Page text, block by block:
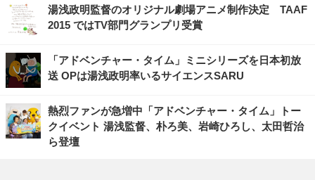
湯浅政明監督のオリジナル劇場アニメ制作決定 TAAF
2015 ではTV部門グランプリ受賞
「アドベンチャー・タイム」ミニシリーズを日本初放
送 OPは湯浅政明率いるサイエンスSARU
熱烈ファンが急増中「アドベンチャー・タイム」トー
クイベント 湯浅監督、朴ろ美、岩崎ひろし、太田哲治
ら登壇